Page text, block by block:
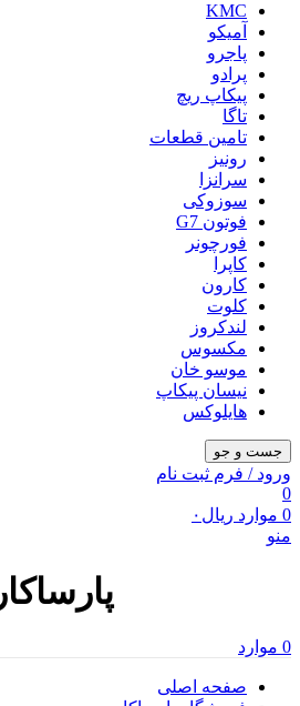
KMC
آمیکو
پاجرو
پرادو
پیکاپ ریچ
تاگا
تامین قطعات
رونیز
سرانزا
سوزوکی
فوتون G7
فورچونر
کاپرا
کارون
کلوت
لندکروز
مکسوس
موسو خان
نیسان پیکاپ
هایلوکس
جست و جو
ورود / فرم ثبت نام
0
0 موارد ریال ۰
منو
پارساکار
0 موارد
صفحه اصلی